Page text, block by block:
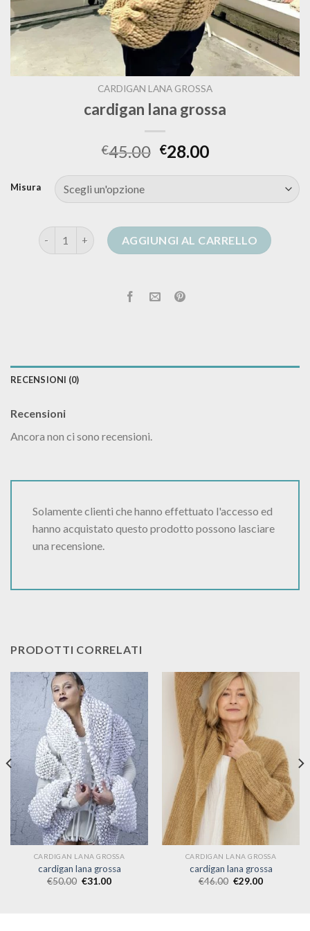
CARDIGAN LANA GROSSA
cardigan lana grossa
€45.00 €28.00
Misura
cardigan lana grossa quantitàAGGIUNGI AL CARRELLO
RECENSIONI (0)
Recensioni
Ancora non ci sono recensioni.
Solamente clienti che hanno effettuato l'accesso ed
hanno acquistato questo prodotto possono lasciare
una recensione.
PRODOTTI CORRELATI
CARDIGAN LANA GROSSA
cardigan lana grossa
€50.00 €31.00
CARDIGAN LANA GROSSA
cardigan lana grossa
€46.00 €29.00